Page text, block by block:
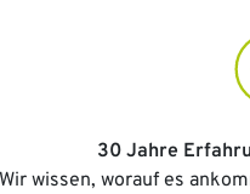
30 Jahre
wissen, worauf es